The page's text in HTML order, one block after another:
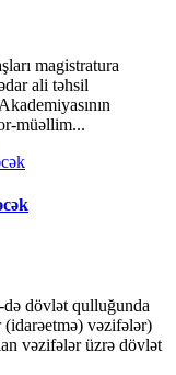
magistratura
ali təhsil
müəllim...
dövlət qulluğunda
vəzifələr)
vəzifələr üzrə dövlət